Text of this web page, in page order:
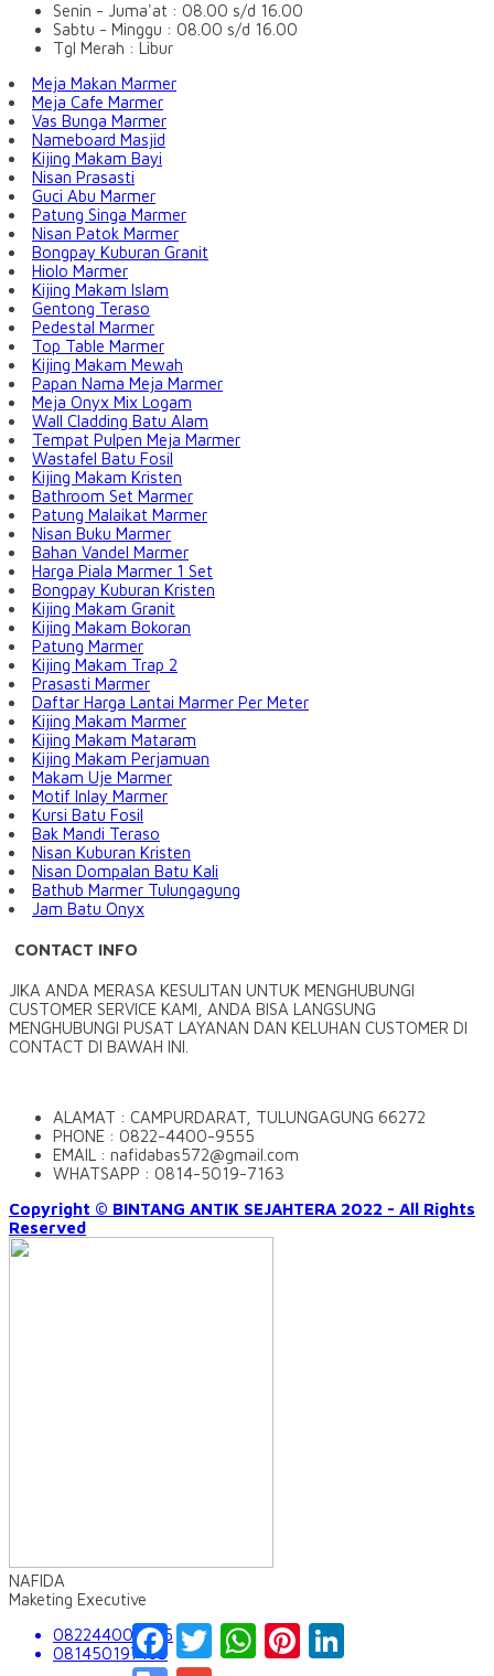
Senin - Juma'at : 08.00 s/d 16.00
Sabtu - Minggu : 08.00 s/d 16.00
Tgl Merah : Libur
Meja Makan Marmer
Meja Cafe Marmer
Vas Bunga Marmer
Nameboard Masjid
Kijing Makam Bayi
Nisan Prasasti
Guci Abu Marmer
Patung Singa Marmer
Nisan Patok Marmer
Bongpay Kuburan Granit
Hiolo Marmer
Kijing Makam Islam
Gentong Teraso
Pedestal Marmer
Top Table Marmer
Kijing Makam Mewah
Papan Nama Meja Marmer
Meja Onyx Mix Logam
Wall Cladding Batu Alam
Tempat Pulpen Meja Marmer
Wastafel Batu Fosil
Kijing Makam Kristen
Bathroom Set Marmer
Patung Malaikat Marmer
Nisan Buku Marmer
Bahan Vandel Marmer
Harga Piala Marmer 1 Set
Bongpay Kuburan Kristen
Kijing Makam Granit
Kijing Makam Bokoran
Patung Marmer
Kijing Makam Trap 2
Prasasti Marmer
Daftar Harga Lantai Marmer Per Meter
Kijing Makam Marmer
Kijing Makam Mataram
Kijing Makam Perjamuan
Makam Uje Marmer
Motif Inlay Marmer
Kursi Batu Fosil
Bak Mandi Teraso
Nisan Kuburan Kristen
Nisan Dompalan Batu Kali
Bathub Marmer Tulungagung
Jam Batu Onyx
CONTACT INFO
JIKA ANDA MERASA KESULITAN UNTUK MENGHUBUNGI
CUSTOMER SERVICE KAMI, ANDA BISA LANGSUNG
MENGHUBUNGI PUSAT LAYANAN DAN KELUHAN CUSTOMER DI
CONTACT DI BAWAH INI.
ALAMAT : CAMPURDARAT, TULUNGAGUNG 66272
PHONE : 0822-4400-9555
EMAIL : nafidabas572@gmail.com
WHATSAPP : 0814-5019-7163
Copyright © BINTANG ANTIK SEJAHTERA 2022 - All Rights
Reserved
NAFIDA
Maketing Executive
082244009555
081450197163
FacebookTwitterWhatsAppPinterest